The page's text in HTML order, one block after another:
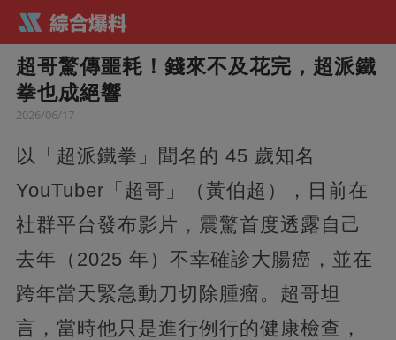
超哥驚傳噩耗！錢來不及花完，超派鐵
拳也成絕響
2026/06/17
以「超派鐵拳」聞名的 45 歲知名
YouTuber「超哥」（黃伯超），日前在
社群平台發布影片，震驚首度透露自己
去年（2025 年）不幸確診大腸癌，並在
跨年當天緊急動刀切除腫瘤。超哥坦
言，當時他只是進行例行的健康檢查，